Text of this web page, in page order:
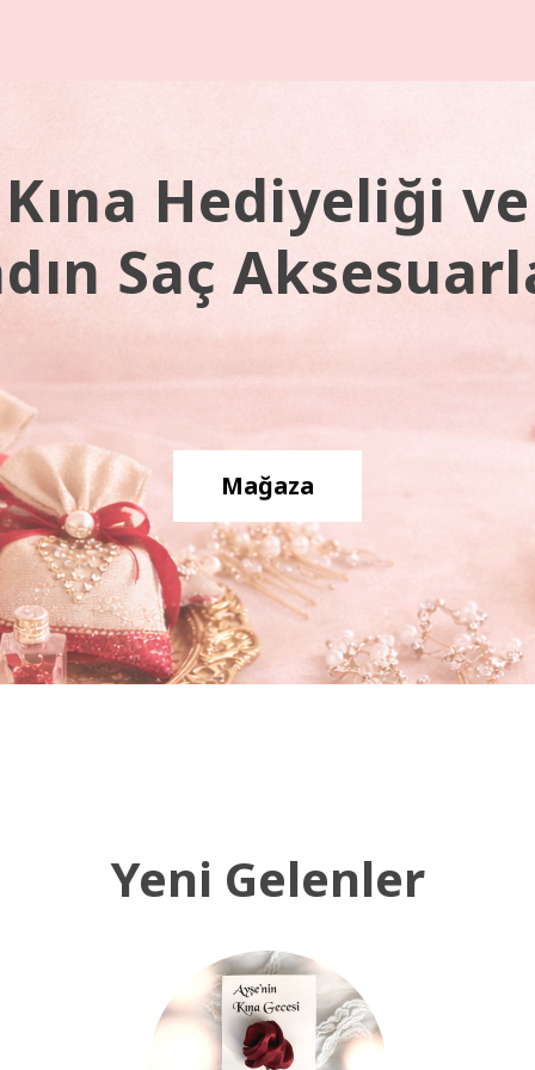
Kına Hediyeliği ve
Saç
Mağaza
Yeni Gelenler